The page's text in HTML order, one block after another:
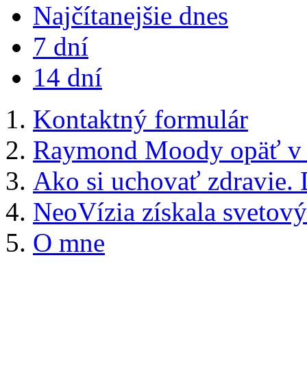
Najčítanejšie dnes
7 dní
14 dní
Kontaktný formulár
Raymond Moody opäť
Ako si uchovať zdravie.
NeoVízia získala
O mne